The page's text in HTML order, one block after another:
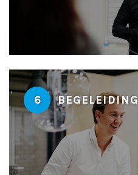
6 BEGELEIDING